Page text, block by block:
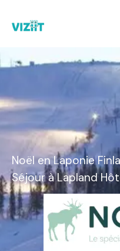
contenu
Noël en Laponie
Séjour à Lapland